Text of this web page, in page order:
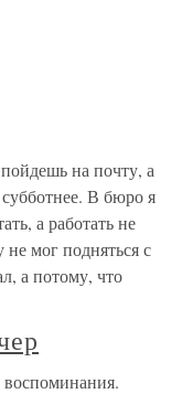
на почту, а
субботнее. В бюро я
а работать не
мог подняться с
а потому, что